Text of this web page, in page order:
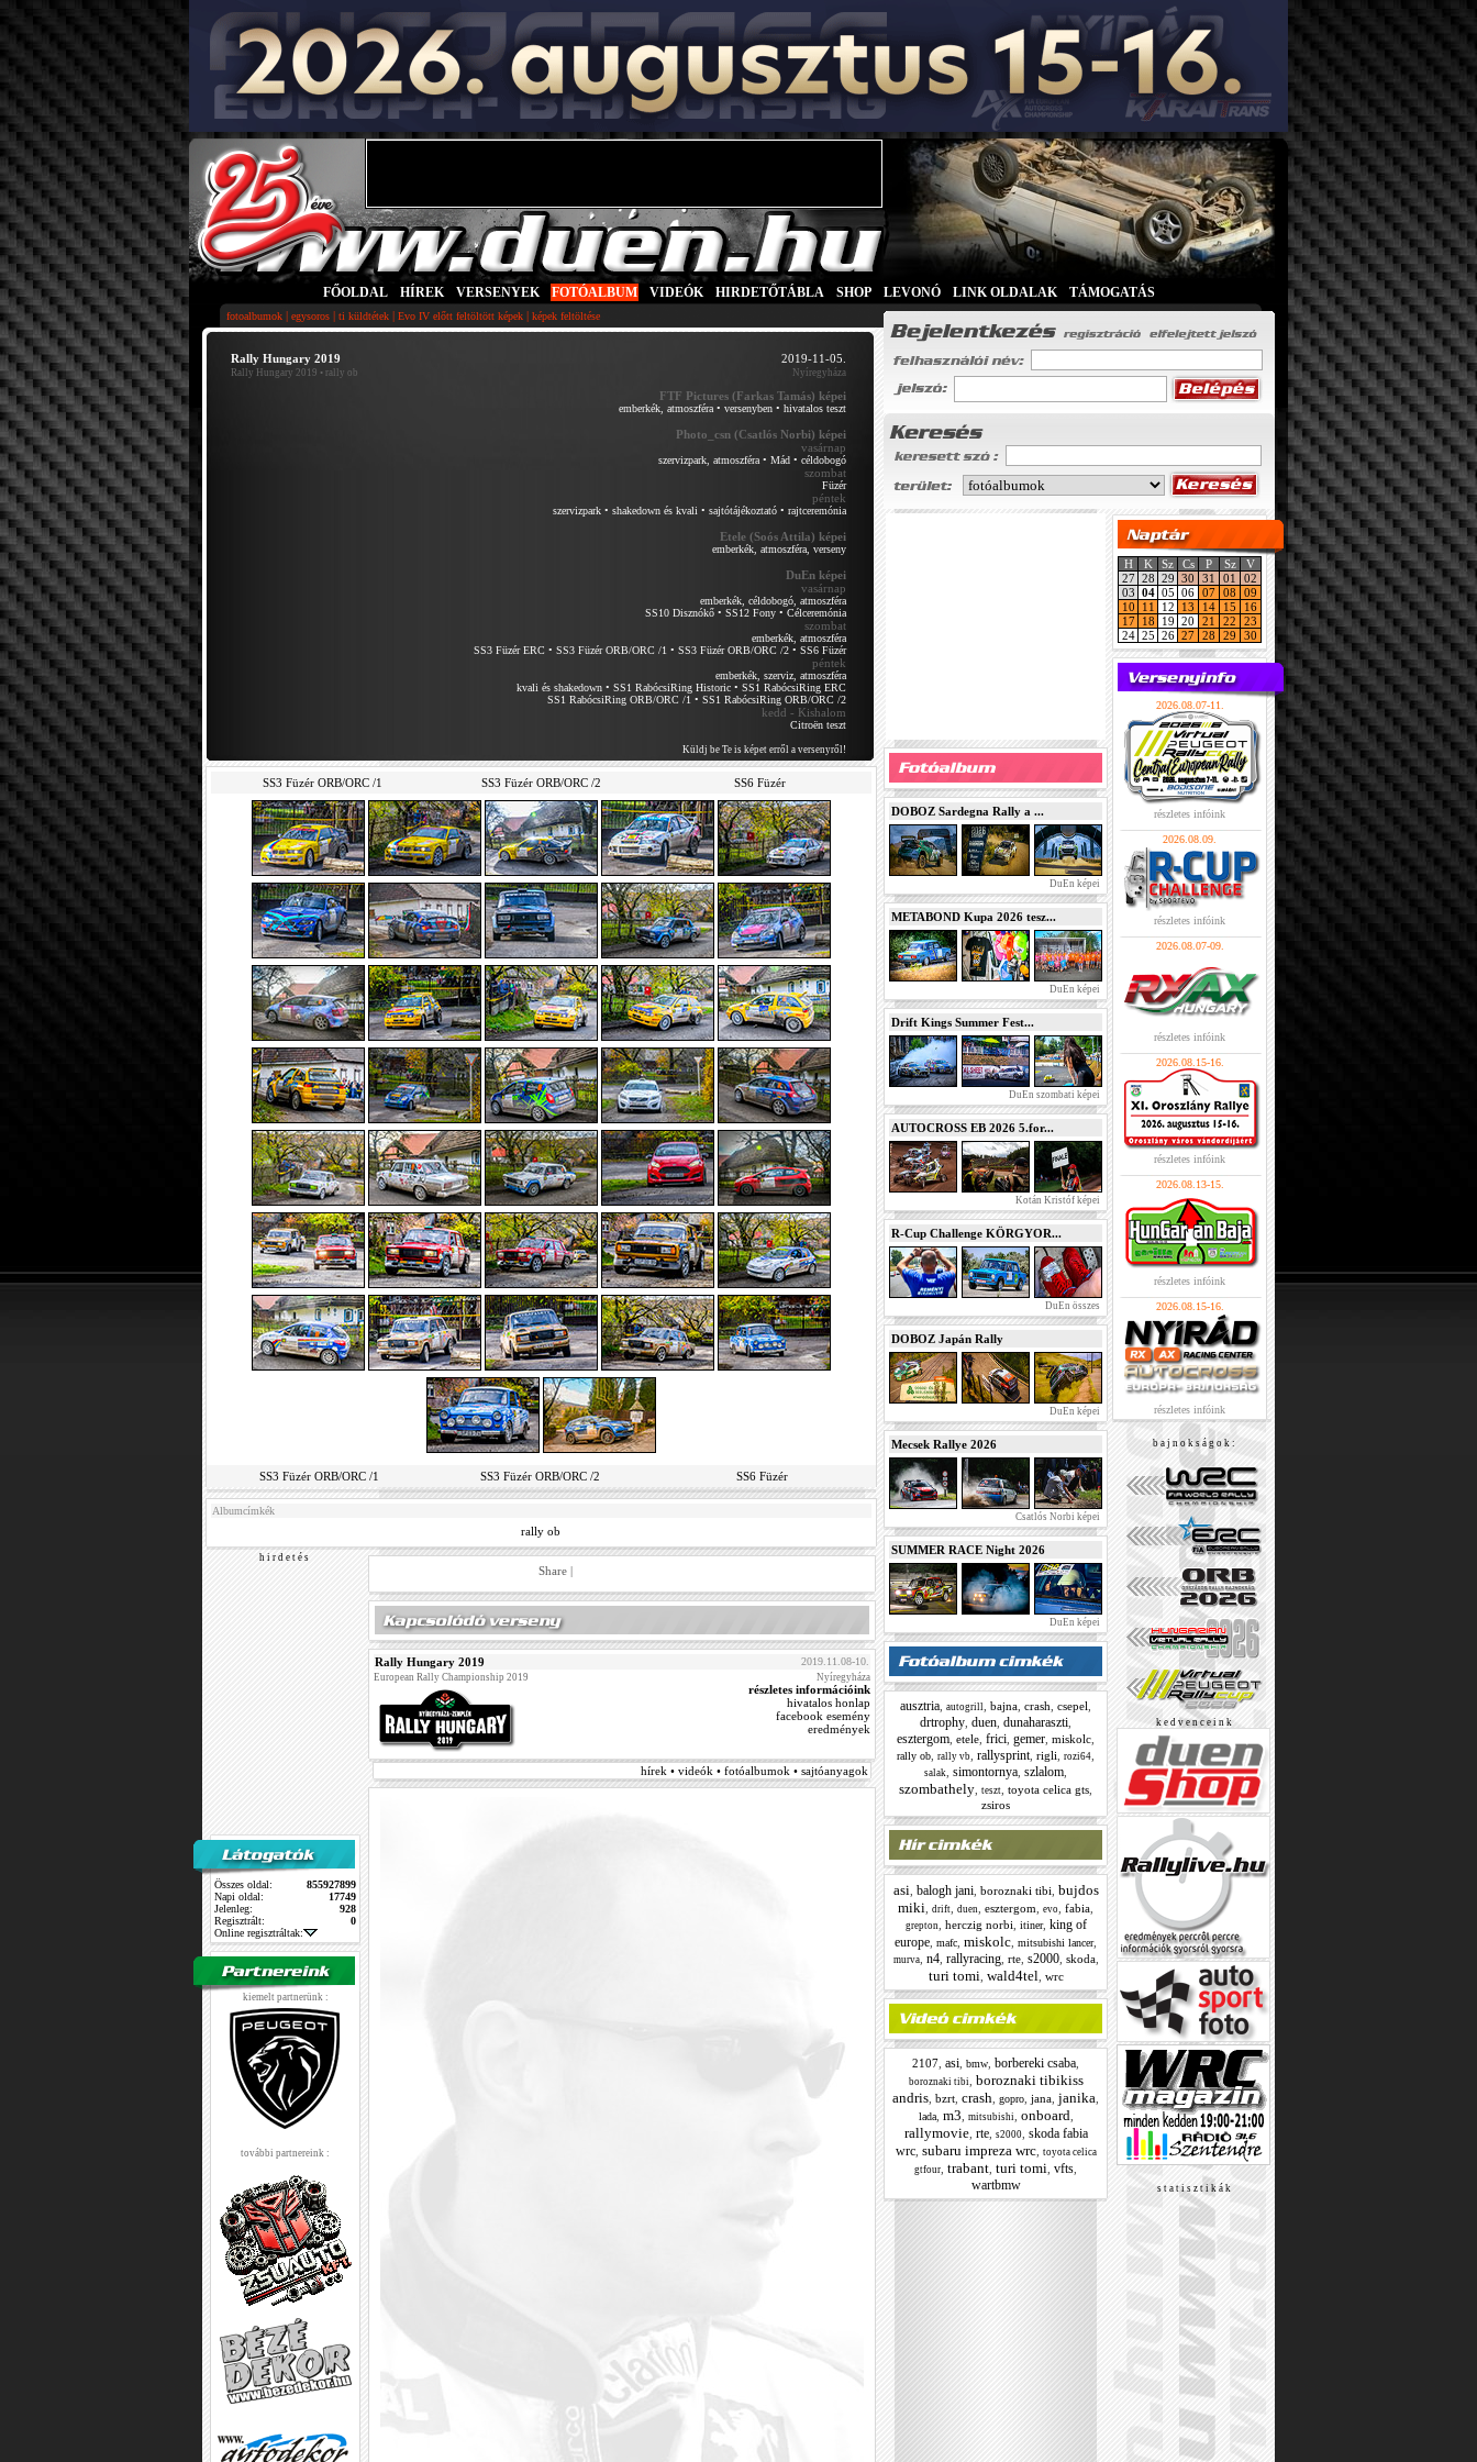
FŐOLDAL HÍREK VERSENYEK FOTÓALBUM VIDEÓK HIRDETŐTÁBLA SHOP LEVONÓ LINK OLDALAK TÁMOGATÁS
fotoalbumok | egysoros | ti küldtétek | Evo IV előtt feltöltött képek | képek feltöltése
Rally Hungary 2019
Rally Hungary 2019 • rally ob
2019-11-05.
Nyíregyháza
FTF Pictures (Farkas Tamás) képei
emberkék, atmoszféra• versenyben• hivatalos teszt
Photo_csn (Csatlós Norbi) képei
vasárnap
szervizpark, atmoszféra• Mád• céldobogó
szombat
Füzér
péntek
szervizpark• shakedown és kvali • sajtótájékoztató• rajtceremónia
Etele (Soós Attila) képei
emberkék, atmoszféra, verseny
DuEn képei
vasárnap
emberkék, céldobogó, atmoszféra
SS10 Disznókő• SS12 Fony• Célceremónia
szombat
emberkék, atmoszféra
SS3 Füzér ERC • SS3 Füzér ORB/ORC /1 • SS3 Füzér ORB/ORC /2• SS6 Füzér
péntek
emberkék, szerviz, atmoszféra
kvali és shakedown• SS1 RabócsiRing Historic• SS1 RabócsiRing ERC
SS1 RabócsiRing ORB/ORC /1 • SS1 RabócsiRing ORB/ORC /2
kedd - Kishalom
Citroën teszt
Küldj be Te is képet erről a versenyről!
SS3 Füzér ORB/ORC /1 SS3 Füzér ORB/ORC /2 SS6 Füzér
SS3 Füzér ORB/ORC /1 SS3 Füzér ORB/ORC /2 SS6 Füzér
Albumcímkék
rally ob
h i r d e t é s
Összes oldal:
855927899
Napi oldal:
17749
Jelenleg:
928
Regisztrált:
0
Online regisztráltak:
kiemelt partnerünk :
további partnereink :
Share |
Rally Hungary 2019 2019.11.08-10.
European Rally Championship 2019 Nyíregyháza
részletes információink
hivatalos honlap
facebook esemény
eredmények
hírek • videók • fotóalbumok • sajtóanyagok
DOBOZ Sardegna Rally a ...
DuEn képei
METABOND Kupa 2026 tesz...
DuEn képei
Drift Kings Summer Fest...
DuEn szombati képei
AUTOCROSS EB 2026 5.for...
Kotán Kristóf képei
R-Cup Challenge KÖRGYOR...
DuEn összes
DOBOZ Japán Rally
DuEn képei
Mecsek Rallye 2026
Csatlós Norbi képei
SUMMER RACE Night 2026
DuEn képei
ausztria autogrill bajna crash csepel
drtrophy duen dunaharaszti
esztergom etele frici gemer miskolc
rally ob rally vb rallysprint rigli rozi64
salak simontornya szlalom
szombathely teszt toyota celica gts
zsiros
asi balogh jani, boroznaki tibi bujdos
miki drift duen esztergom evo fabia
grepton herczig norbi itiner, king of
europe mafc miskolc mitsubishi lancer,
murva, n4, rallyracing, rte, s2000, skoda,
turi tomi wald4tel wrc
2107 asi bmw borbereki csaba
boroznaki tibi
boroznaki tibikiss
andris bzrt crash gopro jana janika
lada, m3 mitsubishi onboard
rallymovie, rte, s2000, skoda fabia
wrc, subaru impreza wrc, toyota celica
gtfour trabant turi tomi vfts
wartbmw
H K Sz Cs P Sz
V
27 28 29 30 31 01
02
03 04 05 06 07 08
09
10
11 12 13 14 15
16
17
18 19 20 21 22
23
24 25 26 27 28 29 30
2026.08.07-11.
részletes infóink
2026.08.09.
részletes infóink
2026.08.07-09.
részletes infóink
2026.08.15-16.
részletes infóink
2026.08.13-15.
részletes infóink
2026.08.15-16.
részletes infóink
b a j n o k s á g o k :
k e d v e n c e i n k
s t a t i s z t i k á k